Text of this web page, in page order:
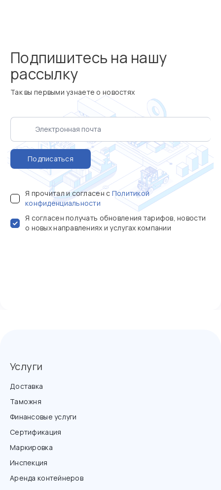
Подпишитесь на нашу
рассылку
Так вы первыми узнаете о новостях
Подписаться
Я прочитал и согласен с Политикой
конфиденциальности
Я согласен получать обновления тарифов, новости
о новых направлениях и услугах компании
Услуги
Доставка
Таможня
Финансовые услуги
Сертификация
Маркировка
Инспекция
Аренда контейнеров